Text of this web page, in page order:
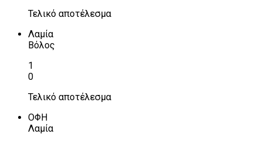
Τελικό αποτέλεσμα
Λαμία
Βόλος
1
0
Τελικό αποτέλεσμα
ΟΦΗ
Λαμία